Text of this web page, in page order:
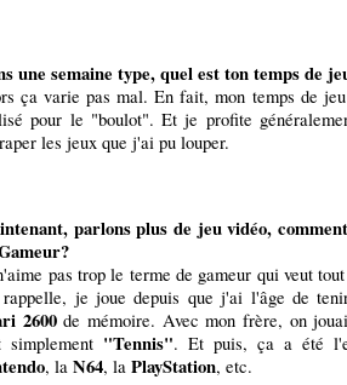
une semaine type, quel est ton temps de
ça varie pas mal. En fait, mon temps de
pour le "boulot". Et je profite
les jeux que j'ai pu louper.
parlons plus de jeu vidéo,
pas trop le terme de gameur qui veut
je joue depuis que j'ai l'âge de
2600de mémoire. Avec mon frère, on
simplement "Tennis". Et puis, ça a été
, la N64, la PlayStation, etc.